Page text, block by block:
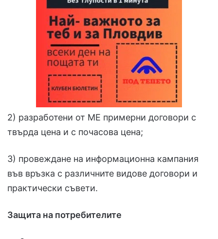
2) разработени от МЕ примерни договори с
твърда цена и с почасова цена;
3) провеждане на информационна кампания
във връзка с различните видове договори и
практически съвети.
Защита на потребителите